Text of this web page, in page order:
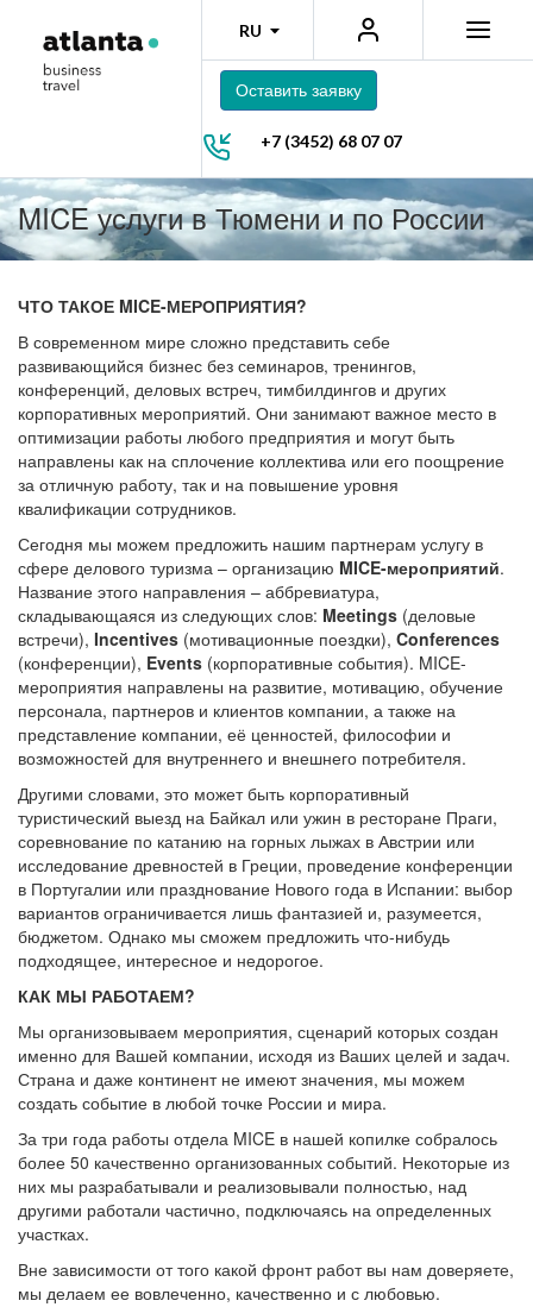
RU
Оставить заявку
+7 (3452) 68 07 07
MICE услуги в Тюмени и по России
ЧТО ТАКОЕ MICE-МЕРОПРИЯТИЯ?
В современном мире сложно представить себе
развивающийся бизнес без семинаров, тренингов,
конференций, деловых встреч, тимбилдингов и других
корпоративных мероприятий. Они занимают важное место в
оптимизации работы любого предприятия и могут быть
направлены как на сплочение коллектива или его поощрение
за отличную работу, так и на повышение уровня
квалификации сотрудников.
Сегодня мы можем предложить нашим партнерам услугу в
сфере делового туризма – организацию MICE-мероприятий.
Название этого направления – аббревиатура,
складывающаяся из следующих слов: Meetings (деловые
встречи), Incentives (мотивационные поездки), Conferences
(конференции), Events (корпоративные события). MICE-
мероприятия направлены на развитие, мотивацию, обучение
персонала, партнеров и клиентов компании, а также на
представление компании, её ценностей, философии и
возможностей для внутреннего и внешнего потребителя.
Другими словами, это может быть корпоративный
туристический выезд на Байкал или ужин в ресторане Праги,
соревнование по катанию на горных лыжах в Австрии или
исследование древностей в Греции, проведение конференции
в Португалии или празднование Нового года в Испании: выбор
вариантов ограничивается лишь фантазией и, разумеется,
бюджетом. Однако мы сможем предложить что-нибудь
подходящее, интересное и недорогое.
КАК МЫ РАБОТАЕМ?
Мы организовываем мероприятия, сценарий которых создан
именно для Вашей компании, исходя из Ваших целей и задач.
Страна и даже континент не имеют значения, мы можем
создать событие в любой точке России и мира.
За три года работы отдела MICE в нашей копилке собралось
более 50 качественно организованных событий. Некоторые из
них мы разрабатывали и реализовывали полностью, над
другими работали частично, подключаясь на определенных
участках.
Вне зависимости от того какой фронт работ вы нам доверяете,
мы делаем ее вовлеченно, качественно и с любовью.